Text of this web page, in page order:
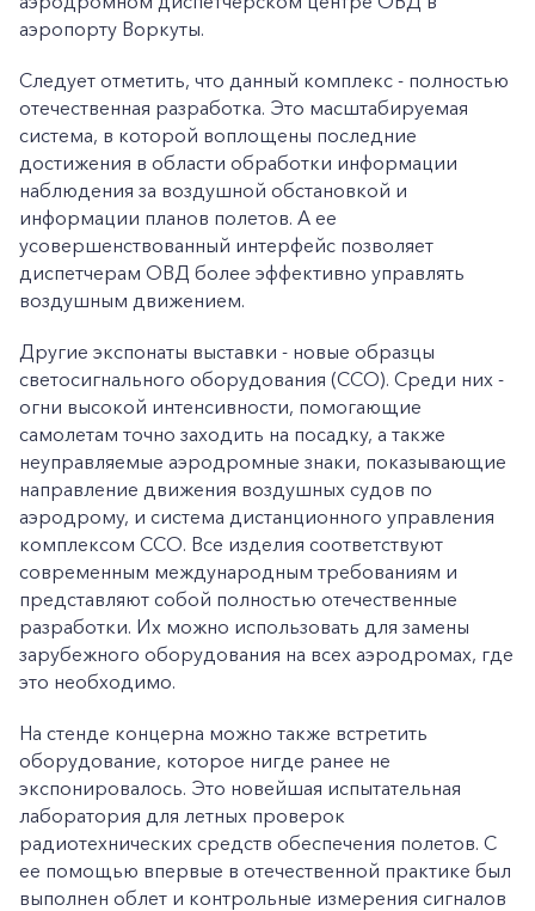
аэропорту Воркуты.
Следует отметить, что данный комплекс - полностью
отечественная разработка. Это масштабируемая
система, в которой воплощены последние
достижения в области обработки информации
наблюдения за воздушной обстановкой и
информации планов полетов. А ее
усовершенствованный интерфейс позволяет
диспетчерам ОВД более эффективно управлять
воздушным движением.
Другие экспонаты выставки - новые образцы
светосигнального оборудования (ССО). Среди них -
огни высокой интенсивности, помогающие
самолетам точно заходить на посадку, а также
неуправляемые аэродромные знаки, показывающие
направление движения воздушных судов по
аэродрому, и система дистанционного управления
комплексом ССО. Все изделия соответствуют
современным международным требованиям и
представляют собой полностью отечественные
разработки. Их можно использовать для замены
зарубежного оборудования на всех аэродромах, где
это необходимо.
На стенде концерна можно также встретить
оборудование, которое нигде ранее не
экспонировалось. Это новейшая испытательная
лаборатория для летных проверок
радиотехнических средств обеспечения полетов. С
ее помощью впервые в отечественной практике был
выполнен облет и контрольные измерения сигналов